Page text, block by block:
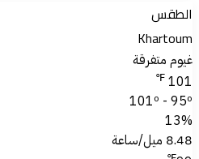
الطقس
Khartoum
غيوم متفرقة
101
℉
101º - 95º
13%
8.48 ميل/ساعة